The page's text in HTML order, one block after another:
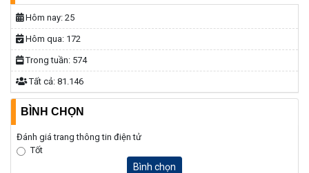
Hôm nay: 25
Hôm qua: 172
Trong tuần: 574
Tất cả: 81.146
BÌNH CHỌN
Đánh giá trang thông tin điện tử
Tốt
Bình chọn